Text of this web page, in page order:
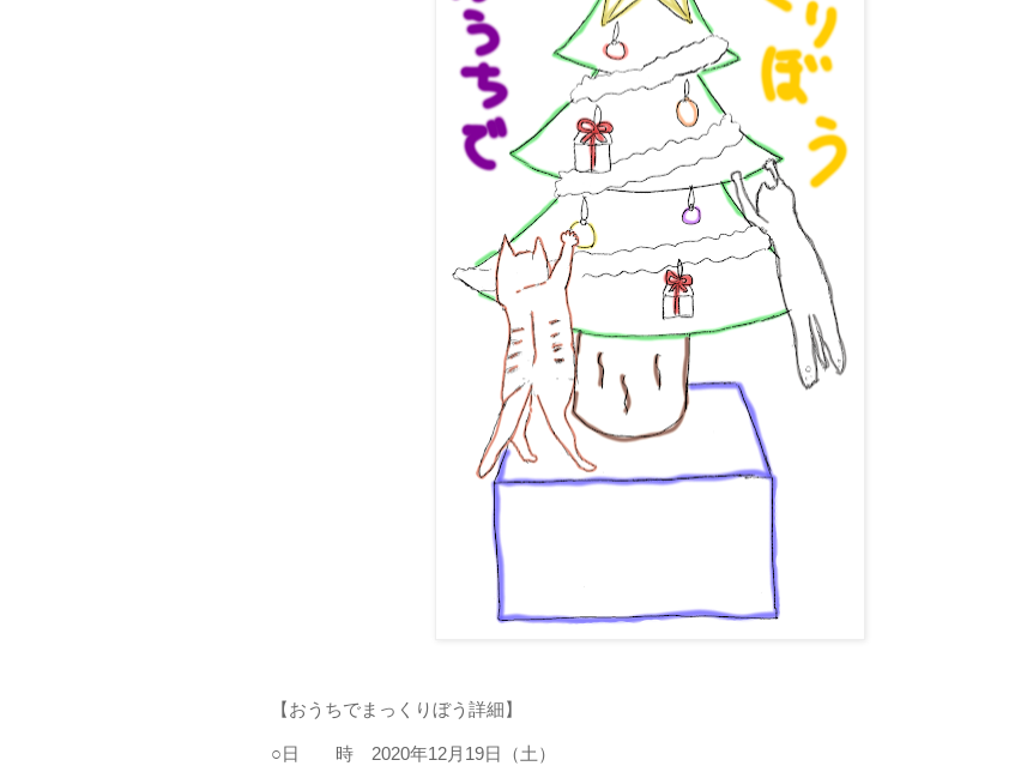
【おうちでまっくりぼう詳細】
○日 時 2020年12月19日（土）